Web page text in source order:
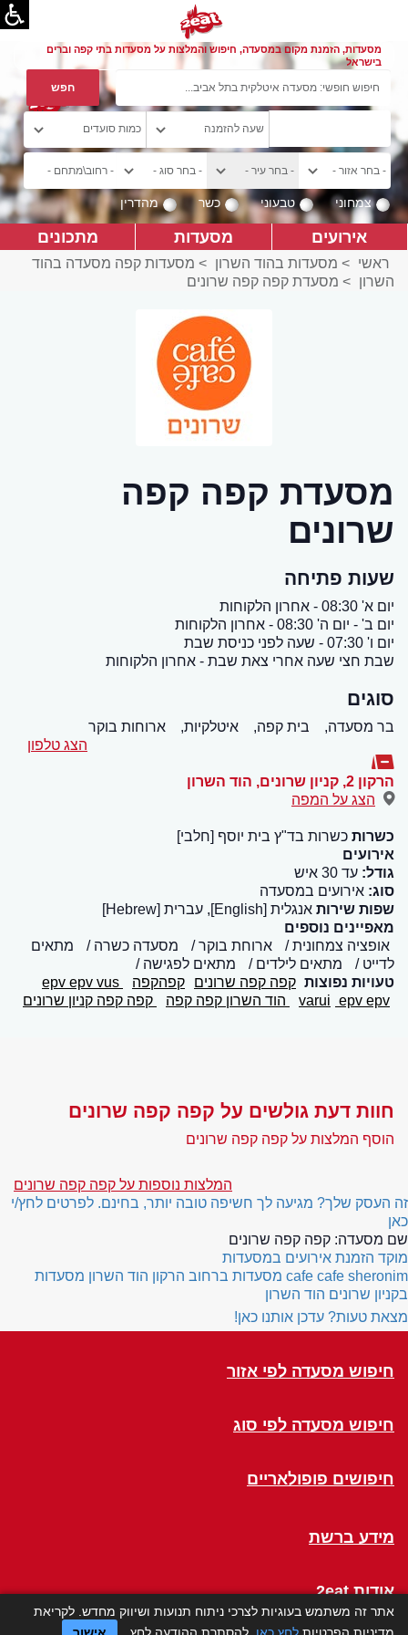
מסעדות, הזמנת מקום במסעדה, חיפוש והמלצות על מסעדות בתי קפה וברים
בישראל
צמחוני טבעוני כשר מהדרין
אירועים מסעדות מתכונים
ראשי > מסעדות בהוד השרון > מסעדות קפה מסעדה בהוד
השרון > מסעדת קפה קפה שרונים
מסעדת קפה קפה
שרונים
שעות פתיחה
יום א' 08:30 - אחרון הלקוחות
יום ב' - יום ה' 08:30 - אחרון הלקוחות
יום ו' 07:30 - שעה לפני כניסת שבת
שבת חצי שעה אחרי צאת שבת - אחרון הלקוחות
סוגים
בר מסעדה, בית קפה, איטלקיות,
ארוחות בוקר
הצג טלפון
הרקון 2, קניון שרונים , הוד השרון
הצג על המפה
כשרות כשרות בד"ץ בית יוסף [חלבי]
אירועים
גודל: עד 30 איש
סוג: אירועים במסעדה
שפות שירות אנגלית [English], עברית [Hebrew]
מאפיינים נוספים
אופציה צמחונית
ארוחת בוקר מסעדה כשרה
מתאים
לדייט
מתאים לילדים
מתאים לפגישה
טעויות נפוצות קפה קפה שרונים קפהקפה
epv epv vus
varui epv epv הוד השרון קפה קפה קפה קפה קניון שרונים
חוות דעת גולשים על קפה קפה שרונים
הוסף המלצות על קפה קפה שרונים
המלצות נוספות על קפה קפה שרונים
זה העסק שלך? מגיעה לך חשיפה טובה יותר, בחינם. לפרטים לחץ/י
כאן
שם מסעדה: קפה קפה שרונים
מוקד הזמנת אירועים במסעדות
cafe cafe sheronim מסעדות ברחוב הרקון הוד השרון מסעדות
בקניון שרונים הוד השרון
מצאת טעות? עדכן אותנו כאן!
חיפוש מסעדה לפי אזור
חיפוש מסעדה לפי סוג
חיפושים פופולאריים
מידע ברשת
אודות 2eat
אתר זה משתמש בעוגיות לצרכי ניתוח תנועות ושיווק מחדש. לקריאת